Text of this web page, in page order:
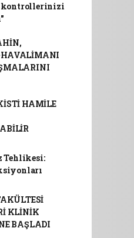
kontrollerinizi
HAMİLE
Tehlikesi:
KLİNİK
BAŞLADI